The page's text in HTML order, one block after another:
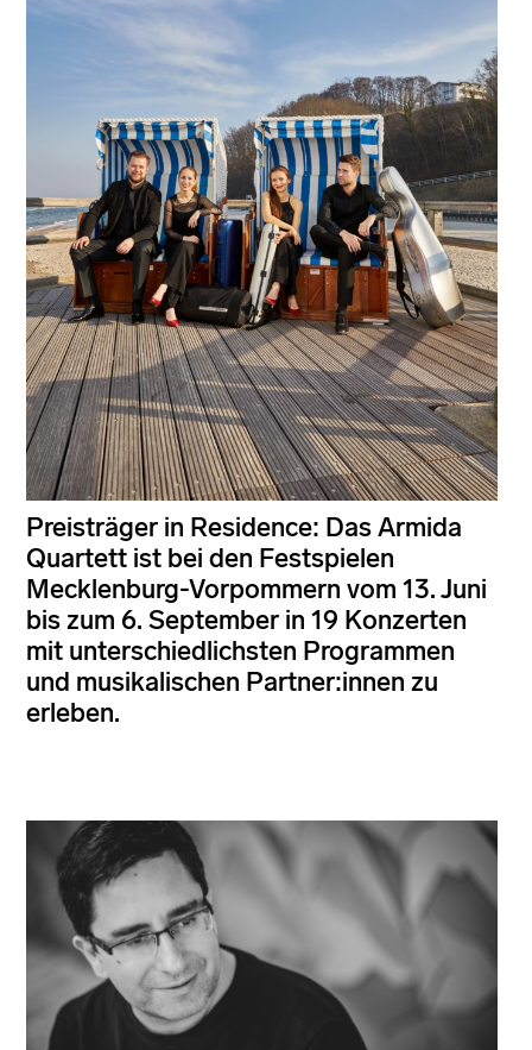
Preisträger in Residence: Das Armida
Quartett ist bei den Festspielen
Mecklenburg-Vorpommern vom 13. Juni
bis zum 6. September in 19 Konzerten
mit unterschiedlichsten Programmen
und musikalischen Partner:innen zu
erleben.